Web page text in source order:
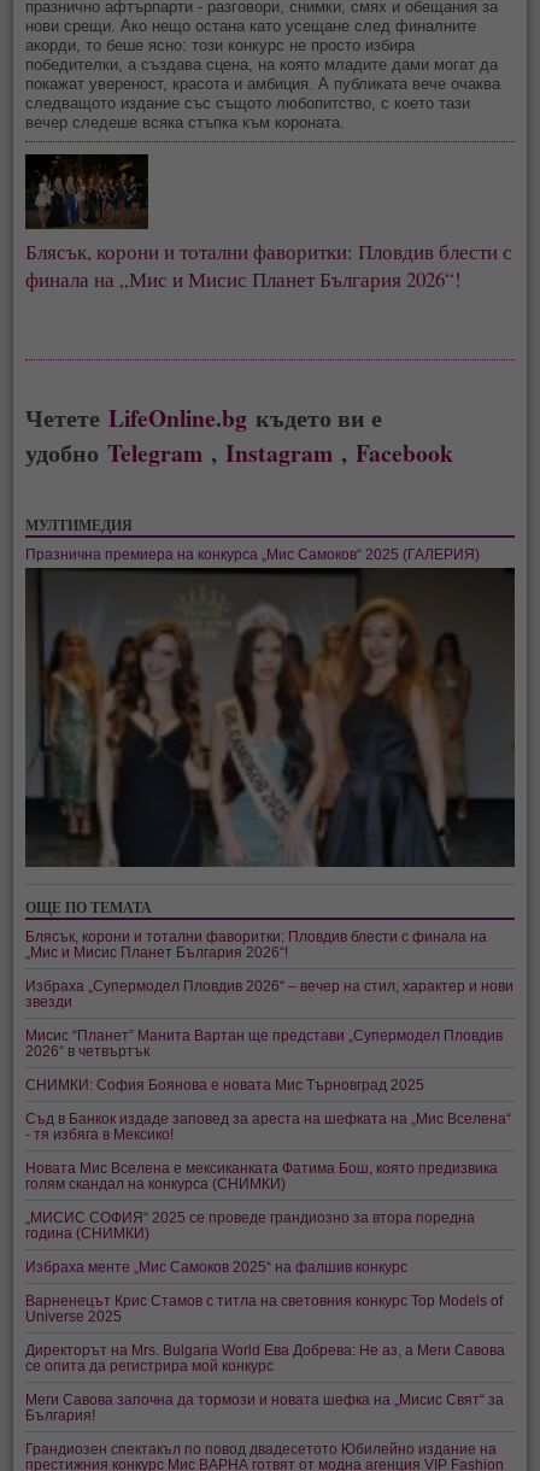
празнично афтърпарти - разговори, снимки, смях и обещания за
нови срещи. Ако нещо остана като усещане след финалните
акорди, то беше ясно: този конкурс не просто избира
победителки, а създава сцена, на която младите дами могат да
покажат увереност, красота и амбиция. А публиката вече очаква
следващото издание със същото любопитство, с което тази
вечер следеше всяка стъпка към короната.
Блясък, корони и тотални фаворитки: Пловдив блести с
финала на „Мис и Мисис Планет България 2026“!
ЧететеLifeOnline.bg където ви е
удобноTelegram ,Instagram ,Facebook
МУЛТИМЕДИЯ
Празнична премиера на конкурса „Мис Самоков“ 2025 (ГАЛЕРИЯ)
ОЩЕ ПО ТЕМАТА
Блясък, корони и тотални фаворитки: Пловдив блести с финала на
„Мис и Мисис Планет България 2026“!
Избраха „Супермодел Пловдив 2026“ – вечер на стил, характер и нови
звезди
Мисис “Планет” Манита Вартан ще представи „Супермодел Пловдив
2026“ в четвъртък
СНИМКИ: София Боянова е новата Мис Търновград 2025
Съд в Банкок издаде заповед за ареста на шефката на „Мис Вселена“
- тя избяга в Мексико!
Новата Мис Вселена е мексиканката Фатима Бош, която предизвика
голям скандал на конкурса (СНИМКИ)
„МИСИС СОФИЯ“ 2025 се проведе грандиозно за втора поредна
година (СНИМКИ)
Избраха менте „Мис Самоков 2025“ на фалшив конкурс
Варненецът Крис Стамов с титла на световния конкурс Top Models of
Universe 2025
Директорът на Mrs. Bulgaria World Ева Добрева: Не аз, а Меги Савова
се опита да регистрира мой конкурс
Меги Савова започна да тормози и новата шефка на „Мисис Свят“ за
България!
Грандиозен спектакъл по повод двадесетото Юбилейно издание на
престижния конкурс Мис ВАРНА готвят от модна агенция VIP Fashion